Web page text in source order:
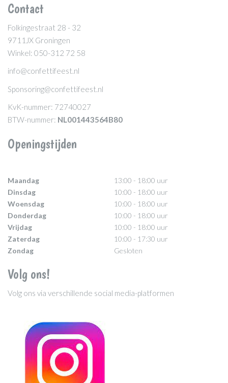
Contact
Folkingestraat 28 - 32
9711JX Groningen
Winkel: 050-312 72 58
info@confettifeest.nl
Sponsoring@confettifeest.nl
KvK-nummer: 72740027
BTW-nummer: NL001443564B80
Openingstijden
Maandag
13:00 - 18:00 uur
Dinsdag
10:00 - 18:00 uur
Woensdag
10:00 - 18:00 uur
Donderdag
10:00 - 18:00 uur
Vrijdag
10:00 - 18:00 uur
Zaterdag
10:00 - 17:30 uur
Zondag
Gesloten
Volg ons!
Volg ons via verschillende social media-platformen